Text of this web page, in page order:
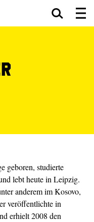
geboren, studierte
lebt heute in Leipzig.
anderem im Kosovo,
veröffentlichte in
erhielt 2008 den